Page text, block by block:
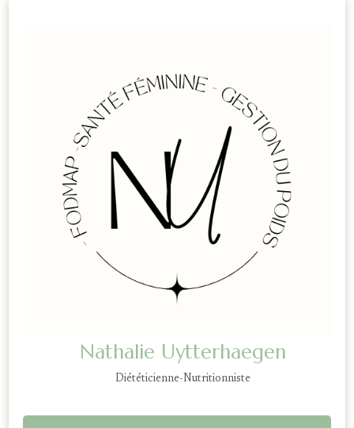
Nathalie Uytterhaegen
Diététicienne-Nutritionniste